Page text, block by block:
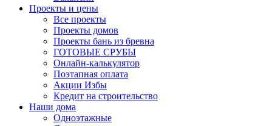
Проекты и цены
Все проекты
Проекты домов
Проекты бань из бревна
ГОТОВЫЕ СРУБЫ
Онлайн-калькулятор
Поэтапная оплата
Акции Избы
Кредит на строительство
Наши дома
Одноэтажные